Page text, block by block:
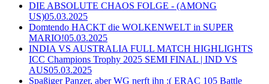
DIE ABSOLUTE CHAOS FOLGE - (AMONG
US)05.03.2025
Domtendo HACKT die WOLKENWELT in SUPER
MARIO!05.03.2025
INDIA VS AUSTRALIA FULL MATCH HIGHLIGHTS
ICC Champions Trophy 2025 SEMI FINAL | IND VS
AUS05.03.2025
Spaßiger Panzer, aber WG nerft ihn :( ERAC 105 Battle